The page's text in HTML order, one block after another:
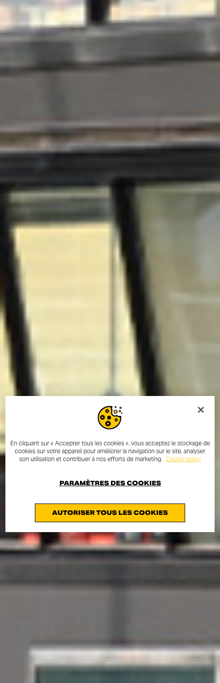
En cliquant sur « Accepter tous les cookies », vous acceptez le stockage de
cookies sur votre appareil pour améliorer la navigation sur le site, analyser
son utilisation et contribuer à nos efforts de marketing. Cookie policy
AUTORISER TOUS LES COOKIES
PARAMÈTRES DES COOKIES